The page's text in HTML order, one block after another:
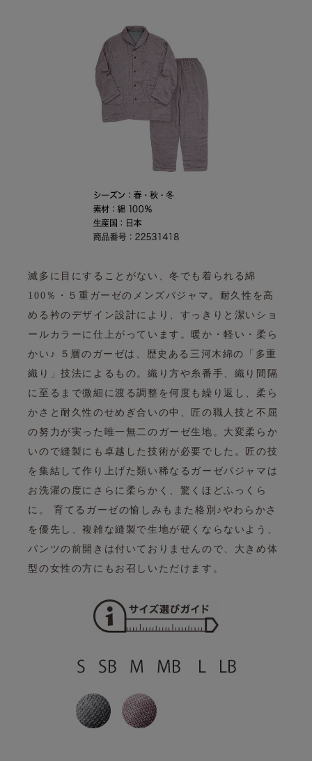
滅多に目にすることがない、冬でも着られる綿
100％・５重ガーゼのメンズパジャマ。 耐久性を高
める衿のデザイン設計により、すっきりと潔いショ
ールカラーに仕上がっています。 暖か・軽い・柔ら
かい♪ ５層のガーゼは、歴史ある三河木綿の「多重
織り」技法によるもの。織り方や糸番手、織り間隔
に至るまで微細に渡る調整を何度も繰り返し、柔ら
かさと耐久性のせめぎ合いの中、匠の職人技と不屈
の努力が実った唯一無二のガーゼ生地。 大変柔らか
いので縫製にも卓越した技術が必要でした。
匠の技
を集結して作り上げた類い稀なるガーゼパジャマは
お洗濯の度にさらに柔らかく、驚くほどふっくら
に。 育てるガーゼの愉しみもまた格別♪ やわらかさ
を優先し、複雑な縫製で生地が硬くならないよう、
パンツの前開きは付いておりませんので、 大きめ体
型の女性の方にもお召しいただけます。